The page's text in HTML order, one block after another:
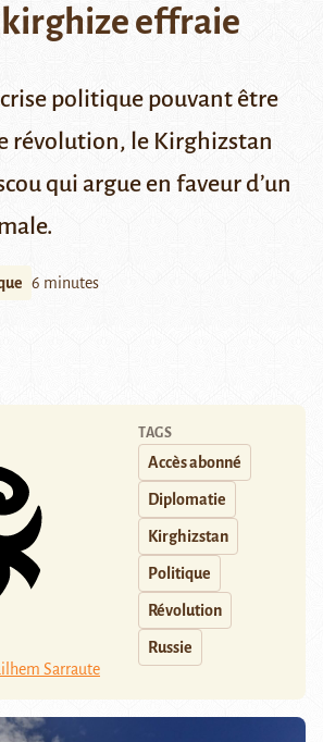
effraie
politique pouvant être
révolution, le Kirghizstan
qui argue en faveur d’un
6 minutes
Sarraute
TAGS
Accès abonné
Diplomatie
Kirghizstan
Politique
Révolution
Russie